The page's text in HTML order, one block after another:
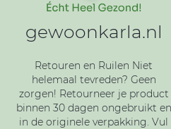
gewoonkarla.nl
Retouren en Ruilen Niet
helemaal tevreden? Geen
zorgen! Retourneer je product
binnen 30 dagen ongebruikt en
in de originele verpakking. Vul